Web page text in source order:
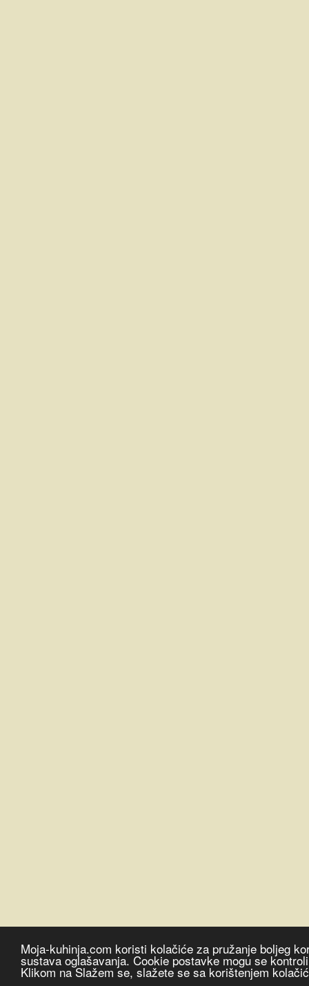
Moja-kuhinja.com koristi kolačiće za pružanje boljeg
sustava oglašavanja. Cookie postavke mogu se
Klikom na Slažem se, slažete se sa korištenjem